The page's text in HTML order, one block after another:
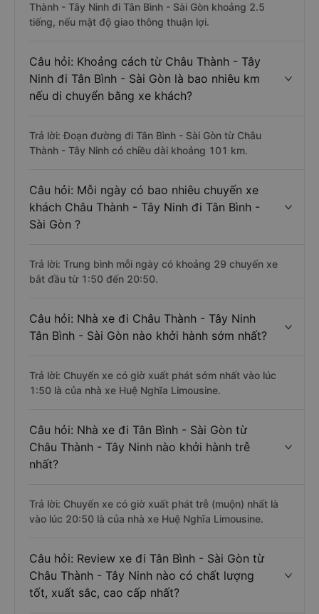
Thành - Tây Ninh đi Tân Bình - Sài Gòn khoảng 2.5
tiếng, nếu mật độ giao thông thuận lợi.
Câu hỏi: Khoảng cách từ Châu Thành - Tây
Ninh đi Tân Bình - Sài Gòn là bao nhiêu km
nếu di chuyển bằng xe khách?
Trả lời: Đoạn đường đi Tân Bình - Sài Gòn từ Châu
Thành - Tây Ninh có chiều dài khoảng 101 km.
Câu hỏi: Mỗi ngày có bao nhiêu chuyến xe
khách Châu Thành - Tây Ninh đi Tân Bình -
Sài Gòn ?
Trả lời: Trung bình mỗi ngày có khoảng 29 chuyến xe
bắt đầu từ 1:50 đến 20:50.
Câu hỏi: Nhà xe đi Châu Thành - Tây Ninh
Tân Bình - Sài Gòn nào khởi hành sớm nhất?
Trả lời: Chuyến xe có giờ xuất phát sớm nhất vào lúc
1:50 là của nhà xe Huệ Nghĩa Limousine.
Câu hỏi: Nhà xe đi Tân Bình - Sài Gòn từ
Châu Thành - Tây Ninh nào khởi hành trễ
nhất?
Trả lời: Chuyến xe có giờ xuất phát trễ (muộn) nhất là
vào lúc 20:50 là của nhà xe Huệ Nghĩa Limousine.
Câu hỏi: Review xe đi Tân Bình - Sài Gòn từ
Châu Thành - Tây Ninh nào có chất lượng
tốt, xuất sắc, cao cấp nhất?